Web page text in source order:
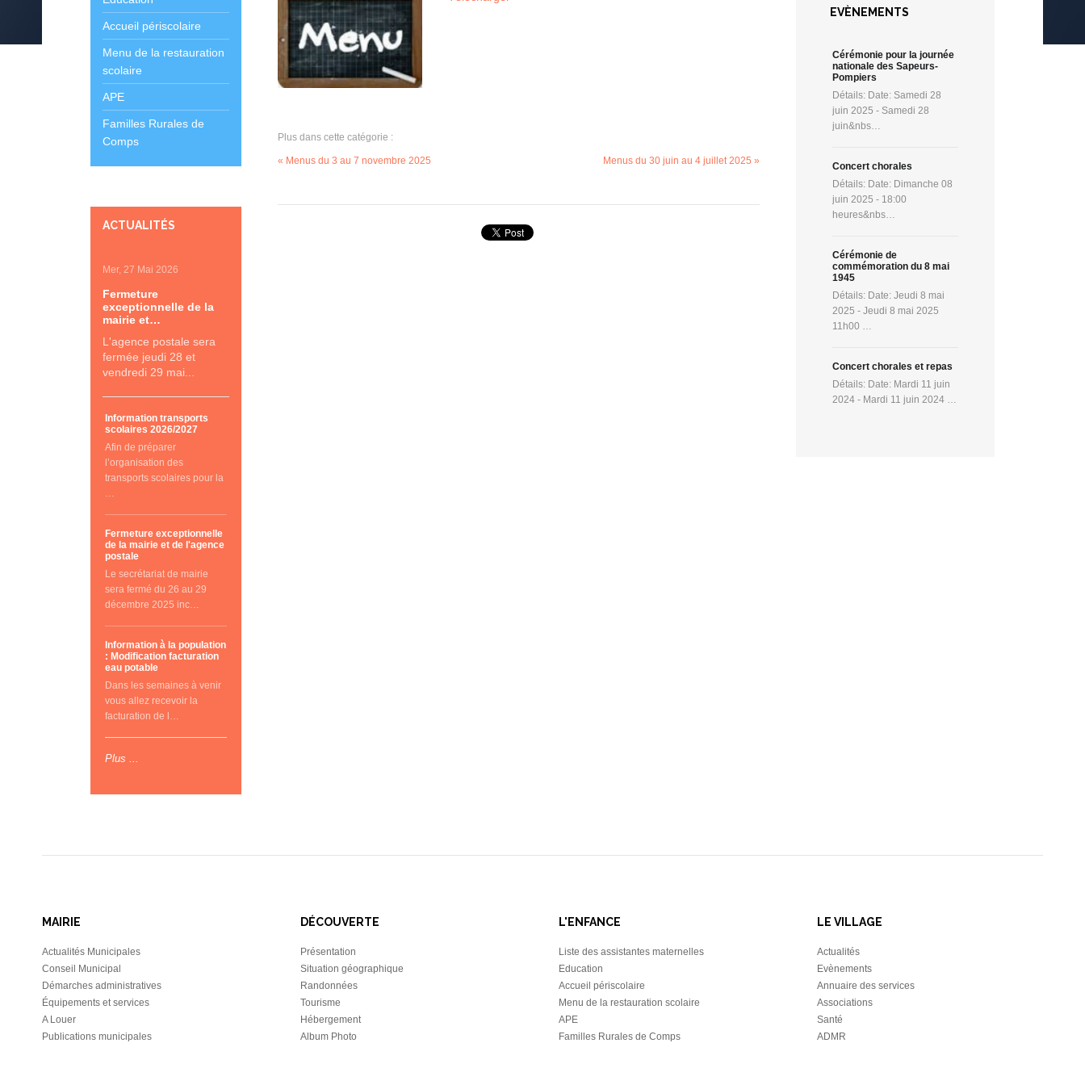
Plus dans cette catégorie :
« Menus du 3 au 7 novembre 2025 Menus du 30 juin au 4 juillet 2025 »
Accueil périscolaire
Menu de la restauration
scolaire
APE
Familles Rurales de
Comps
ACTUALITÉS
Mer, 27 Mai 2026
Fermeture
exceptionnelle de la
mairie et…
L'agence postale sera
fermée jeudi 28 et
vendredi 29 mai...
Information transports
scolaires 2026/2027
Afin de préparer
l’organisation des
transports scolaires pour la
…
Fermeture exceptionnelle
de la mairie et de l'agence
postale
Le secrétariat de mairie
sera fermé du 26 au 29
décembre 2025 inc…
Information à la population
: Modification facturation
eau potable
Dans les semaines à venir
vous allez recevoir la
facturation de l…
Plus ...
EVÈNEMENTS
Cérémonie pour la journée
nationale des Sapeurs-
Pompiers
Détails: Date: Samedi 28
juin 2025 - Samedi 28
juin&nbs…
Concert chorales
Détails: Date: Dimanche 08
juin 2025 - 18:00
heures&nbs…
Cérémonie de
commémoration du 8 mai
1945
Détails: Date: Jeudi 8 mai
2025 - Jeudi 8 mai 2025
11h00 …
Concert chorales et repas
Détails: Date: Mardi 11 juin
2024 - Mardi 11 juin 2024 …
MAIRIE
Actualités Municipales
Conseil Municipal
Démarches administratives
Équipements et services
A Louer
Publications municipales
DÉCOUVERTE
Présentation
Situation géographique
Randonnées
Tourisme
Hébergement
Album Photo
L'ENFANCE
Liste des assistantes maternelles
Education
Accueil périscolaire
Menu de la restauration scolaire
APE
Familles Rurales de Comps
LE VILLAGE
Actualités
Evènements
Annuaire des services
Associations
Santé
ADMR